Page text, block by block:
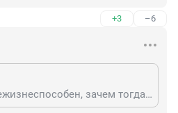
+3 –6
если коммунизм нежизнеспособен, зачем тогда его душат блокадами и санкциями?